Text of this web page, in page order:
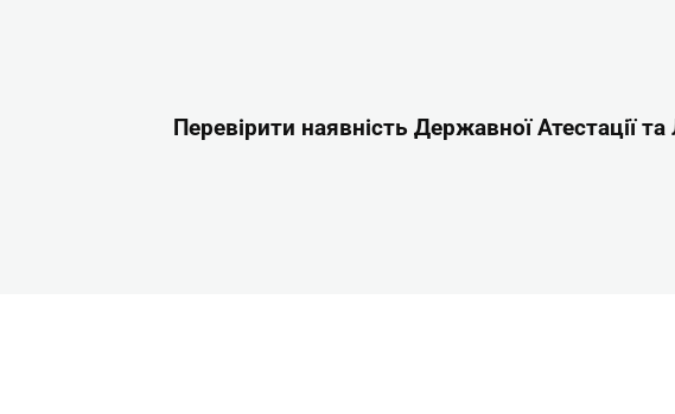
Перевірити наявність Державної Атестації